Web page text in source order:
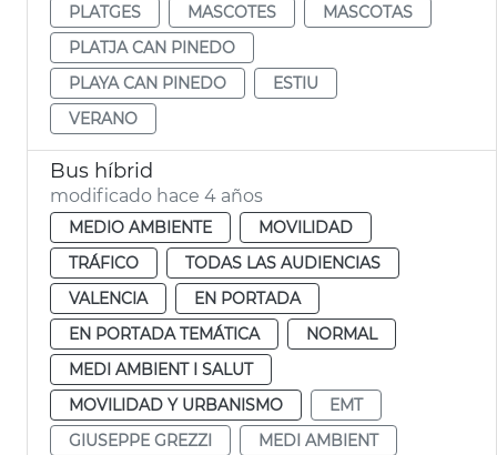
PLATGES
MASCOTES
MASCOTAS
PLATJA CAN PINEDO
PLAYA CAN PINEDO
ESTIU
VERANO
Bus híbrid
modificado hace 4 años
MEDIO AMBIENTE
MOVILIDAD
TRÁFICO
TODAS LAS AUDIENCIAS
VALENCIA
EN PORTADA
EN PORTADA TEMÁTICA
NORMAL
MEDI AMBIENT I SALUT
MOVILIDAD Y URBANISMO
EMT
GIUSEPPE GREZZI
MEDI AMBIENT